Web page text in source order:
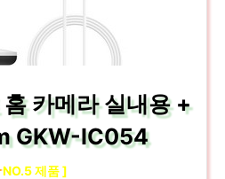
카메라 실내용 +
GKW-IC054
NO.5 제품 ]